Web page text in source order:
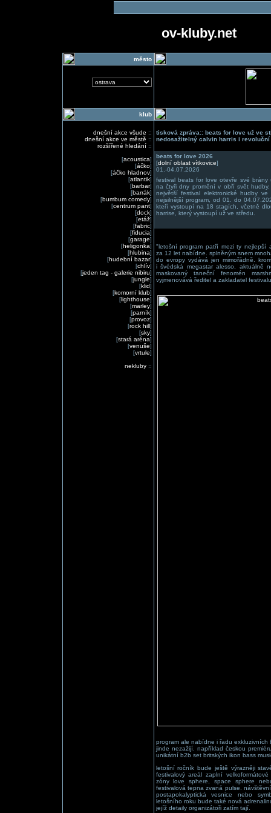
ov-kluby.net
město
klub
dnešní akce všude ::
dnešní akce ve městě ::
rozšířené hledání::
[acoustica]
[áčko]
[áčko hladnov]
[atlantik]
[barbar]
[barrák]
[bumbum comedy]
[centrum pant]
[dock]
[etáž]
[fabric]
[fiducia]
[garage]
[heligonka]
[hlubina]
[hudební bazar]
[chlív]
[jeden tag - galerie nibiru]
[jungle]
[klid]
[komorní klub]
[lighthouse]
[marley]
[parník]
[provoz]
[rock hill]
[sky]
[stará aréna]
[venuše]
[vrtule]
nekluby::
tisková zpráva:: beats for love už ve
nedosažitelný calvin harris i
beats for love 2026
[dolní oblast vítkovice]
01.-04.07.2026
festival beats for love otevře své
na čtyři dny promění v obří svět
největší festival elektronické hudby
nejsilnější program, od 01. do
kteří vystoupí na 18 stagích, včetně
harrise, který vystoupí už ve středu.
"letošní program patří mezi ty nejlepší
za 12 let nabídne. splněným snem
do evropy vydává jen mimořádně.
i švédská megastar alesso, aktuálně
maskovaný taneční fenomén
vyjmenovává ředitel a zakladatel
program ale nabídne i řadu
jinde nezažijí. například českou
unikátní b2b set britských ikon bass
letošní ročník bude ještě výrazněji
festivalový areál zaplní
zóny love sphere, space sphere
festivalová tepna zvaná pulse.
postapokalyptická vesnice nebo
letošního roku bude také nová
jejíž detaily organizátoři zatím tají.